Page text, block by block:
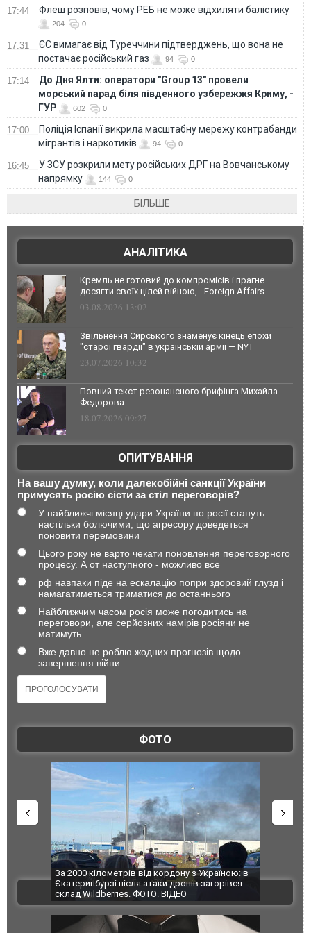
17:44 Флеш розповів, чому РЕБ не може відхиляти балістику
204 0
17:31
ЄС вимагає від Туреччини підтверджень, що вона не
постачає російський газ
94 0
17:14
До Дня Ялти: оператори "Group 13" провели
морський парад біля південного узбережжя Криму, -
ГУР
602 0
17:00
Поліція Іспанії викрила масштабну мережу контрабанди
мігрантів і наркотиків
94 0
16:45
У ЗСУ розкрили мету російських ДРГ на Вовчанському
напрямку
144 0
БІЛЬШЕ
АНАЛІТИКА
Кремль не готовий до компромісів і прагне
досягти своїх цілей війною, - Foreign Affairs
03.08.2026 13:02
Звільнення Сирського знаменує кінець епохи
"старої гвардії" в українській армії — NYT
23.07.2026 10:32
Повний текст резонансного брифінга Михайла
Федорова
18.07.2026 09:27
ОПИТУВАННЯ
На вашу думку, коли далекобійні санкції України
примусять росію сісти за стіл переговорів?
У найближчі місяці удари України по росії стануть
настільки болючими, що агресору доведеться
поновити перемовини
Цього року не варто чекати поновлення переговорного
процесу. А от наступного - можливо все
рф навпаки піде на ескалацію попри здоровий глузд і
намагатиметься триматися до останнього
Найближчим часом росія може погодитись на
переговори, але серйозних намірів росіяни не
матимуть
Вже давно не роблю жодних прогнозів щодо
завершення війни
ФОТО
За 2000 кілометрів від кордону з Україною: в
Єкатеринбурзі після атаки дронів загорівся
склад Wildberries. ФОТО. ВІДЕО
"Мої
ВІДЕО